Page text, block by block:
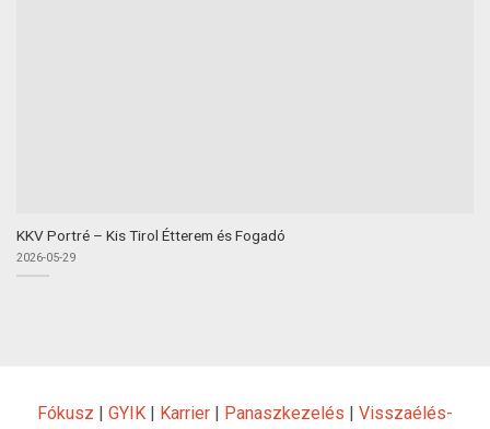
KKV Portré – Kis Tirol Étterem és Fogadó
2026-05-29
Fókusz | GYIK | Karrier | Panaszkezelés | Visszaélés-